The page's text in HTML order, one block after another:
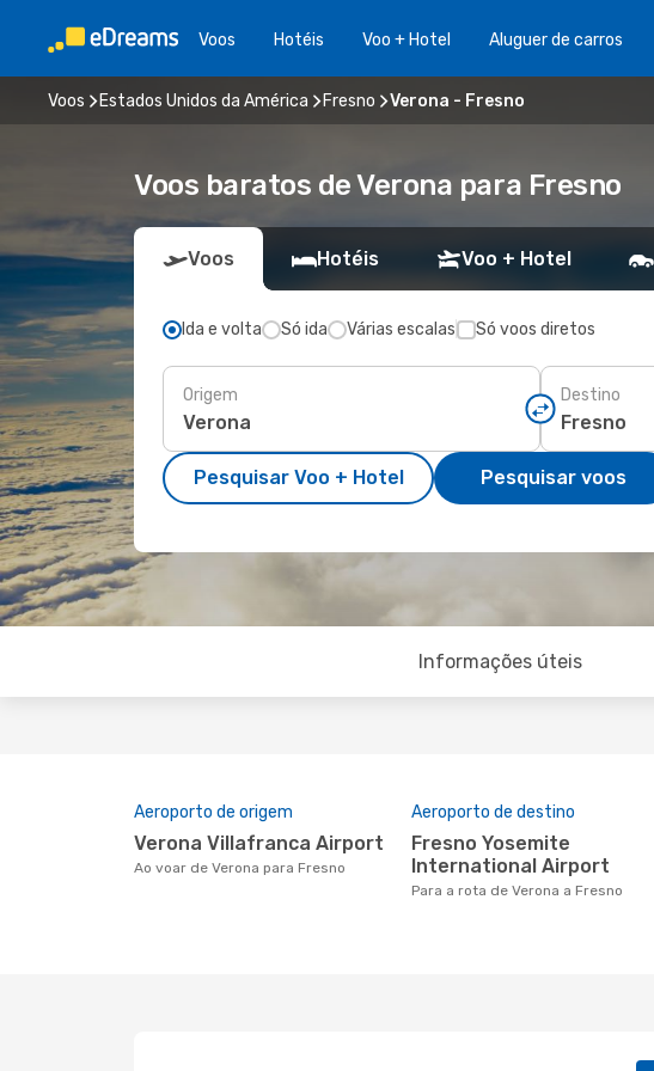
Voos Hotéis Voo + Hotel Aluguer de carros
Voos Estados Unidos da América Fresno Verona - Fresno
Voos baratos de Verona para Fresno
Voos Hotéis Voo + Hotel
Ida e volta Só ida Várias escalas Só voos diretos
Origem Destino
Pesquisar Voo + Hotel Pesquisar voos
Informações úteis
Aeroporto de origem
Verona Villafranca Airport
Ao voar de Verona para Fresno
Aeroporto de destino
Fresno Yosemite
International Airport
Para a rota de Verona a Fresno